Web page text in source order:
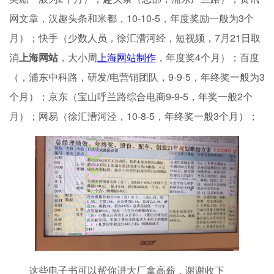
网文章，汉趣头条和米都，10-10-5，年度奖励一般为3个
月）；快手（少数人员，徐汇漕河经，短视频，7月21日取
消上海网站，大小周上海网站制作 ，年度奖4个月）；百度
（，浦东中科路，研发/电营销团队，9-9-5，年终奖一般为3
个月）；京东（宝山呼兰路综合电商9-9-5，年奖一般2个
月）；网易（徐汇漕河泾，10-8-5，年终奖一般3个月）；
这些电子书可以帮你进大厂拿高薪，谢谢收下